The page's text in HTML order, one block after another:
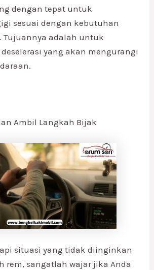
dengan tepat untuk
sesuai dengan kebutuhan
Tujuannya adalah untuk
yang akan mengurangi
Ambil Langkah Bijak
situasi yang tidak diinginkan
rem, sangatlah wajar jika Anda